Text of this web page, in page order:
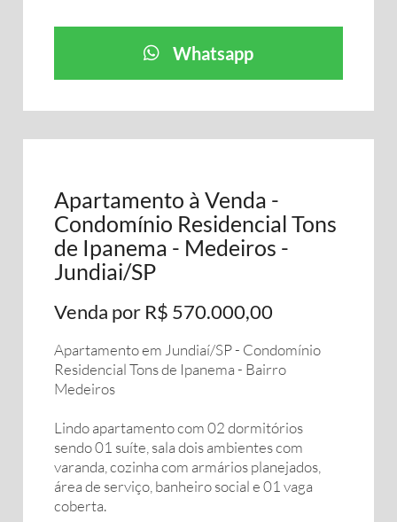
Whatsapp
Apartamento à Venda -
Condomínio Residencial Tons
de Ipanema - Medeiros -
Jundiai/SP
Venda por R$ 570.000,00
Apartamento em Jundiaí/SP - Condomínio
Residencial Tons de Ipanema - Bairro
Medeiros
Lindo apartamento com 02 dormitórios
sendo 01 suíte, sala dois ambientes com
varanda, cozinha com armários planejados,
área de serviço, banheiro social e 01 vaga
coberta.